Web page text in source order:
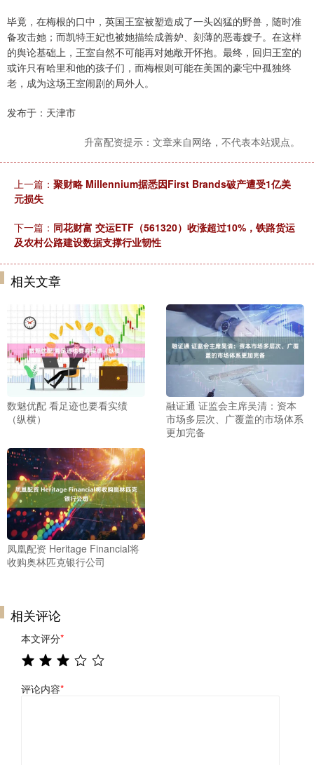
毕竟，在梅根的口中，英国王室被塑造成了一头凶猛的野兽，随时准
备攻击她；而凯特王妃也被她描绘成善妒、刻薄的恶毒嫂子。在这样
的舆论基础上，王室自然不可能再对她敞开怀抱。最终，回归王室的
或许只有哈里和他的孩子们，而梅根则可能在美国的豪宅中孤独终
老，成为这场王室闹剧的局外人。
发布于：天津市
升富配资提示：文章来自网络，不代表本站观点。
上一篇： 聚财略 Millennium据悉因First Brands破产遭受1亿美
元损失
下一篇： 同花财富 交运ETF（561320）收涨超过10%，铁路货运
及农村公路建设数据支撑行业韧性
相关文章
数魅优配 看足迹也要看实绩
（纵横）
融证通 证监会主席吴清：资本
市场多层次、广覆盖的市场体系
更加完备
凤凰配资 Heritage Financial将
收购奥林匹克银行公司
相关评论
本文评分*
评论内容*